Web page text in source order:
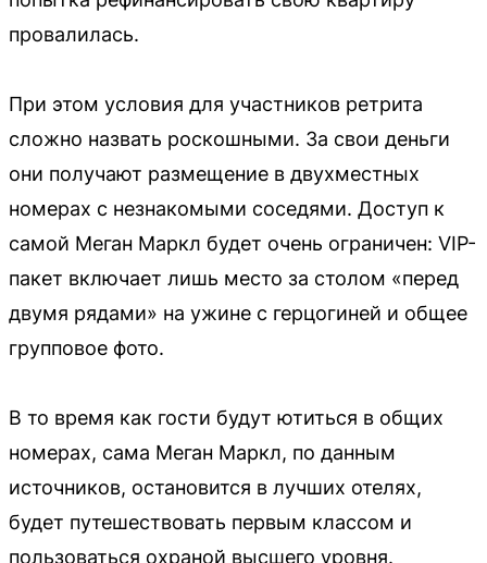
провалилась.
При этом условия для участников ретрита
сложно назвать роскошными. За свои деньги
они получают размещение в двухместных
номерах с незнакомыми соседями. Доступ к
самой Меган Маркл будет очень ограничен: VIP-
пакет включает лишь место за столом «перед
двумя рядами» на ужине с герцогиней и общее
групповое фото.
В то время как гости будут ютиться в общих
номерах, сама Меган Маркл, по данным
источников, остановится в лучших отелях,
будет путешествовать первым классом и
пользоваться охраной высшего уровня.